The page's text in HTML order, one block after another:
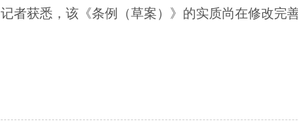
记者获悉，该《条例（草案）》的实质尚在修改完